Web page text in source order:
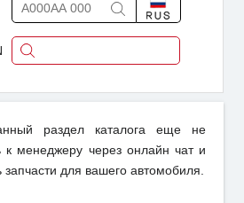
раздел каталога еще не
к менеджеру через онлайн чат и
для вашего автомобиля.